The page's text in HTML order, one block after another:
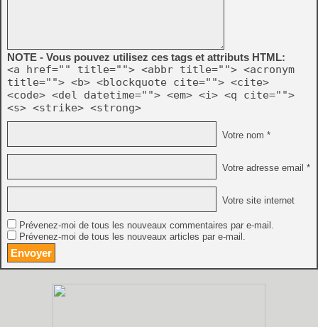
NOTE - Vous pouvez utilisez ces tags et attributs HTML:
<a href="" title=""> <abbr title=""> <acronym
title=""> <b> <blockquote cite=""> <cite>
<code> <del datetime=""> <em> <i> <q cite="">
<s> <strike> <strong>
Votre nom *
Votre adresse email *
Votre site internet
Prévenez-moi de tous les nouveaux commentaires par e-mail.
Prévenez-moi de tous les nouveaux articles par e-mail.